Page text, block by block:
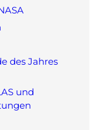
des Jahres
und